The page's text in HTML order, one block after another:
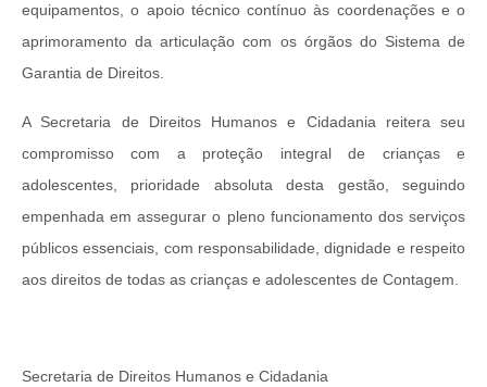
equipamentos, o apoio técnico contínuo às coordenações e o
aprimoramento da articulação com os órgãos do Sistema de
Garantia de Direitos.
A Secretaria de Direitos Humanos e Cidadania reitera seu
compromisso com a proteção integral de crianças e
adolescentes, prioridade absoluta desta gestão, seguindo
empenhada em assegurar o pleno funcionamento dos serviços
públicos essenciais, com responsabilidade, dignidade e respeito
aos direitos de todas as crianças e adolescentes de Contagem.
Secretaria de Direitos Humanos e Cidadania